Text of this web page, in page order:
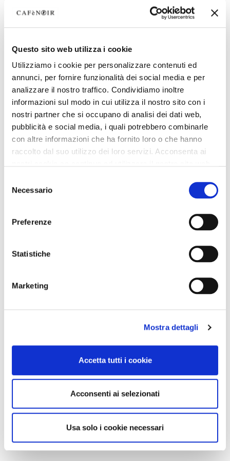
Questo sito web utilizza i cookie
Utilizziamo i cookie per personalizzare contenuti ed
annunci, per fornire funzionalità dei social media e per
analizzare il nostro traffico. Condividiamo inoltre
informazioni sul modo in cui utilizza il nostro sito con i
nostri partner che si occupano di analisi dei dati web,
pubblicità e social media, i quali potrebbero combinarle
con altre informazioni che ha fornito loro o che hanno
raccolto dal suo utilizzo dei loro servizi. Acconsenta ai
delNecessario
Preferenze
Statistiche
Marketing
Mostra dettagli
Accetta tutti i cookie
Acconsenti ai selezionati
Usa solo i cookie necessari